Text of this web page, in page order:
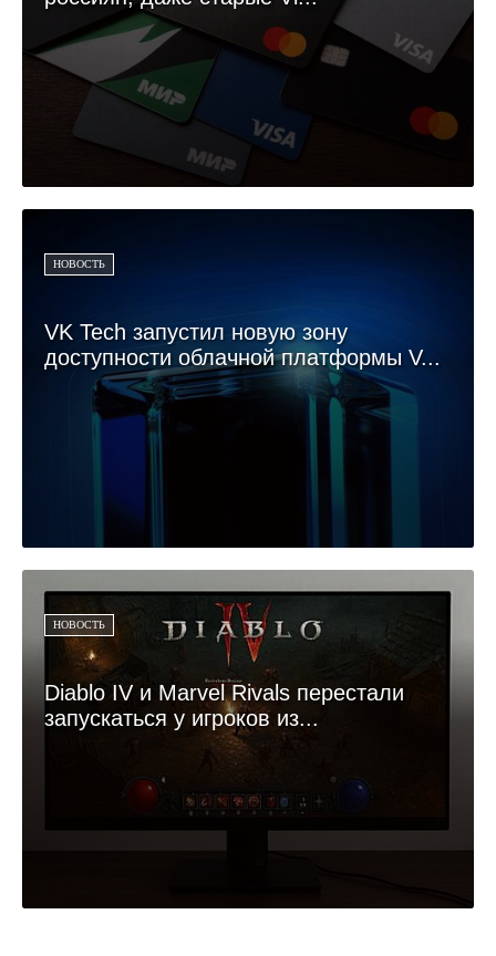
НОВОСТЬ
VK Tech запустил новую зону
доступности облачной платформы V...
НОВОСТЬ
Diablo IV и Marvel Rivals перестали
запускаться у игроков из...